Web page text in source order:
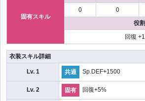
固有スキル
0
0
役割
回復
衣装スキル詳細
Lv. 1 共通 Sp.DEF+1500
Lv. 2 固有 回復+5%